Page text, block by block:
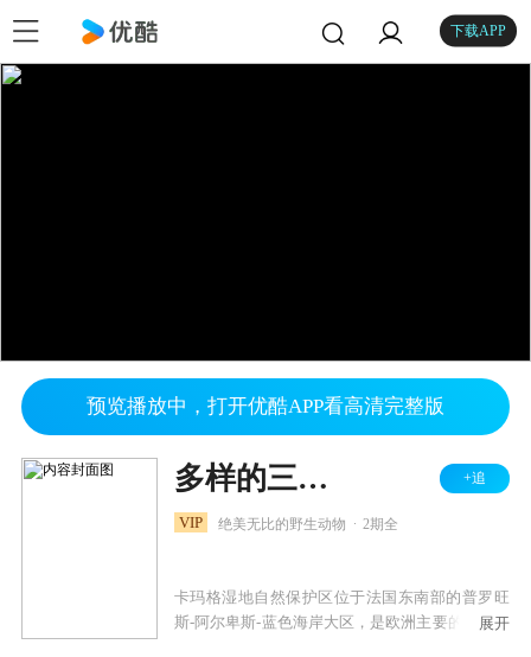
下载APP
预览播放中，打开优酷APP看高清完整版
多样的三角洲 +追
VIP 绝美无比的野生动物 2期全
卡玛格湿地自然保护区位于法国东南部的普罗旺
斯-阿尔卑斯-蓝色海岸大区，是欧洲主要的国家和
展开